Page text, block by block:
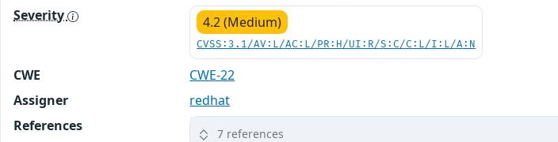
Severity
4.2 (Medium)
CVSS:3.1/AV:L/AC:L/PR:H/UI:R/S:C/C:L/I:L/A:N
CWE
CWE-22
Assigner
redhat
References
7 references